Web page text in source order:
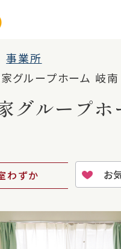
事業所
グループホーム 岐南
グループホ
わずか お